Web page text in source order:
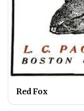
Red Fox